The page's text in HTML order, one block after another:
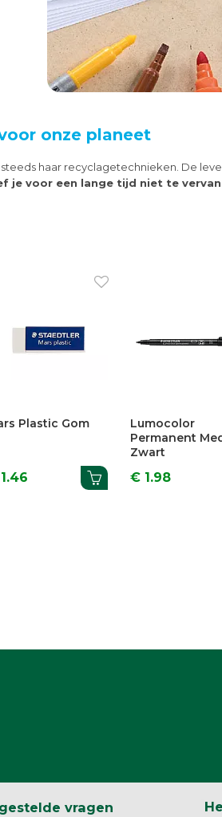
onze planeet
haar recyclagetechnieken. De
je voor een lange tijd niet te
Geel
Mars Lat
30cm
€ 5.29
vragen